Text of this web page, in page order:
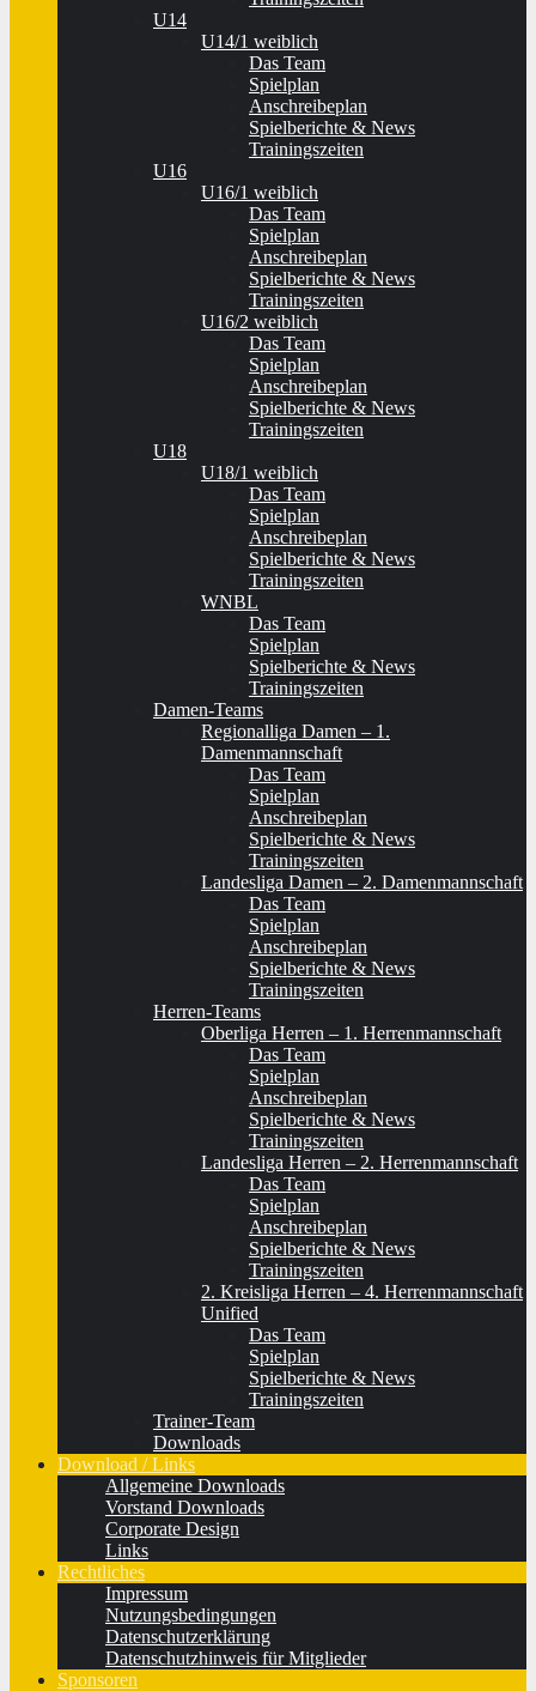
U14
U14/1 weiblich
Das Team
Spielplan
Anschreibeplan
Spielberichte & News
Trainingszeiten
U16
U16/1 weiblich
Das Team
Spielplan
Anschreibeplan
Spielberichte & News
Trainingszeiten
U16/2 weiblich
Das Team
Spielplan
Anschreibeplan
Spielberichte & News
Trainingszeiten
U18
U18/1 weiblich
Das Team
Spielplan
Anschreibeplan
Spielberichte & News
Trainingszeiten
WNBL
Das Team
Spielplan
Spielberichte & News
Trainingszeiten
Damen-Teams
Regionalliga Damen – 1.
Damenmannschaft
Das Team
Spielplan
Anschreibeplan
Spielberichte & News
Trainingszeiten
Landesliga Damen – 2. Damenmannschaft
Das Team
Spielplan
Anschreibeplan
Spielberichte & News
Trainingszeiten
Herren-Teams
Oberliga Herren – 1. Herrenmannschaft
Das Team
Spielplan
Anschreibeplan
Spielberichte & News
Trainingszeiten
Landesliga Herren – 2. Herrenmannschaft
Das Team
Spielplan
Anschreibeplan
Spielberichte & News
Trainingszeiten
2. Kreisliga Herren – 4. Herrenmannschaft
Unified
Das Team
Spielplan
Spielberichte & News
Trainingszeiten
Trainer-Team
Downloads
Download / Links
Allgemeine Downloads
Vorstand Downloads
Corporate Design
Links
Rechtliches
Impressum
Nutzungsbedingungen
Datenschutzerklärung
Datenschutzhinweis für Mitglieder
Sponsoren